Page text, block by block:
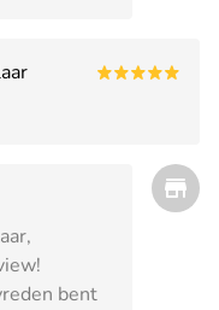
bent